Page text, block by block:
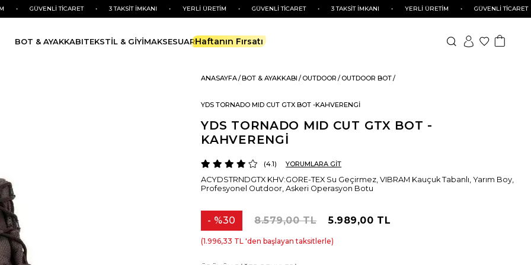
GÜVENLİ TİCARET • 3 TAKSİT İMKANI • YERLİ ÜRETİM • GÜVENLİ TİCARET • 3 TAKSİT İMKANI • YERLİ ÜRETİM • GÜVENLİ TİCARET • 3
BOT & AYAKKABITEKSTİL & GİYİMAKSESUARHaftanın Fırsatı
ANASAYFA BOT & AYAKKABI OUTDOOR OUTDOOR BOT
YDS TORNADO MID CUT GTX BOT -KAHVERENGİ
YDS TORNADO MID CUT GTX BOT -
KAHVERENGİ
4.1 YORUMLARA GİT
ACYDSTRNDGTX KHV:GORE-TEX Su Geçirmez, VIBRAM Kauçuk Tabanlı, Yarım Boy,
Profesyonel Outdoor, Askeri Operasyon Botu
%30
İndirim
8.579,00 TL 5.989,00 TL
1.996,33 TL 'den başlayan taksitlerle